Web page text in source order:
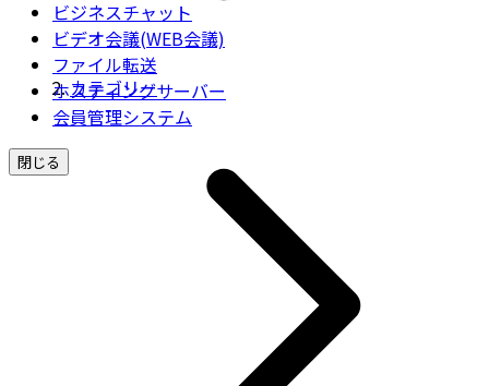
ビジネスチャット
ビデオ会議(WEB会議)
ファイル転送
ホスティングサーバー
会員管理システム
閉じる
カテゴリー